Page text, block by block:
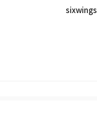
sixwings